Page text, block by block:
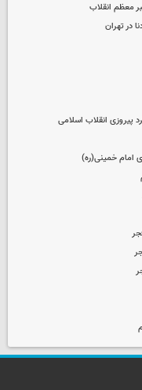
معظم انقلاب
در تهران
پیروزی انقلاب اسلامی
امام خمینی(ره)